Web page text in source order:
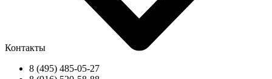
Контакты
8 (495) 485-05-27